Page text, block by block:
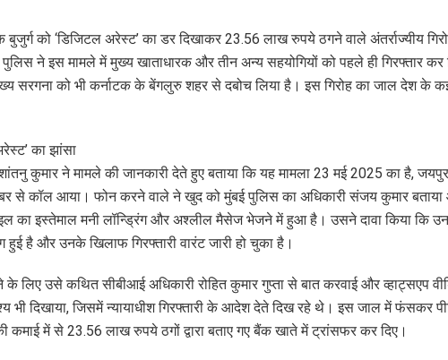
बुजुर्ग को ‘डिजिटल अरेस्ट’ का डर दिखाकर 23.56 लाख रुपये ठगने वाले अंतर्राज्यीय
ने इस मामले में मुख्य खाताधारक और तीन अन्य सहयोगियों को पहले ही गिरफ्तार
सरगना को भी कर्नाटक के बेंगलुरु शहर से दबोच लिया है। इस गिरोह का जाल देश के
का झांसा
कुमार ने मामले की जानकारी देते हुए बताया कि यह मामला 23 मई 2025 का है,
से कॉल आया। फोन करने वाले ने खुद को मुंबई पुलिस का अधिकारी संजय कुमार
का इस्तेमाल मनी लॉन्ड्रिंग और अश्लील मैसेज भेजने में हुआ है। उसने दावा किया कि
हुई है और उनके खिलाफ गिरफ्तारी वारंट जारी हो चुका है।
के लिए उसे कथित सीबीआई अधिकारी रोहित कुमार गुप्ता से बात करवाई और व्हाट्सएप
भी दिखाया, जिसमें न्यायाधीश गिरफ्तारी के आदेश देते दिख रहे थे। इस जाल में फंसकर
कमाई में से 23.56 लाख रुपये ठगों द्वारा बताए गए बैंक खाते में ट्रांसफर कर दिए।